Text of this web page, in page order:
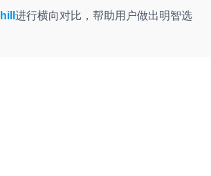
进行横向对比，帮助用户做出明智选